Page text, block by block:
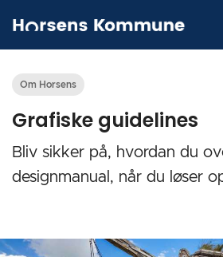
Om Horsens
Grafiske guidelines
Bliv sikker på, hvordan du
designmanual, når du løser